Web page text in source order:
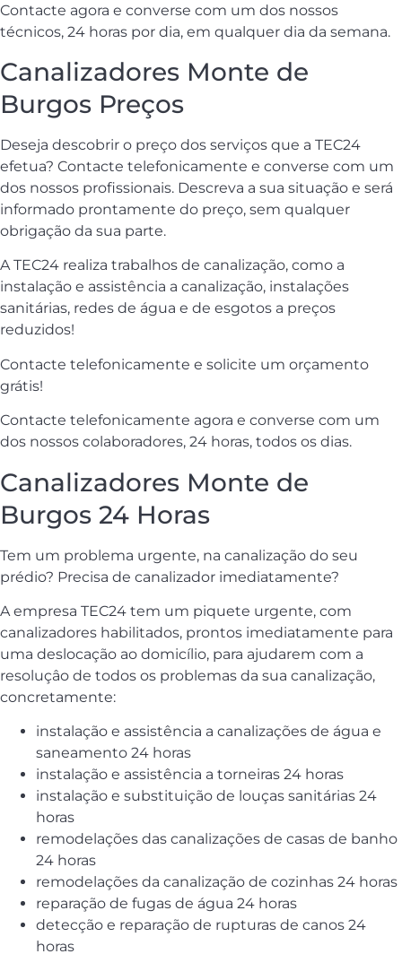
Contacte agora e converse com um dos nossos
técnicos, 24 horas por dia, em qualquer dia da semana.
Canalizadores Monte de
Burgos Preços
Deseja descobrir o preço dos serviços que a TEC24
efetua? Contacte telefonicamente e converse com um
dos nossos profissionais. Descreva a sua situação e será
informado prontamente do preço, sem qualquer
obrigação da sua parte.
A TEC24 realiza trabalhos de canalização, como a
instalação e assistência a canalização, instalações
sanitárias, redes de água e de esgotos a preços
reduzidos!
Contacte telefonicamente e solicite um orçamento
grátis!
Contacte telefonicamente agora e converse com um
dos nossos colaboradores, 24 horas, todos os dias.
Canalizadores Monte de
Burgos 24 Horas
Tem um problema urgente, na canalização do seu
prédio? Precisa de canalizador imediatamente?
A empresa TEC24 tem um piquete urgente, com
canalizadores habilitados, prontos imediatamente para
uma deslocação ao domicílio, para ajudarem com a
resoluçâo de todos os problemas da sua canalização,
concretamente:
instalação e assistência a canalizações de água e
saneamento 24 horas
instalação e assistência a torneiras 24 horas
instalação e substituição de louças sanitárias 24
horas
remodelações das canalizações de casas de banho
24 horas
remodelações da canalização de cozinhas 24 horas
reparação de fugas de água 24 horas
detecção e reparação de rupturas de canos 24
horas